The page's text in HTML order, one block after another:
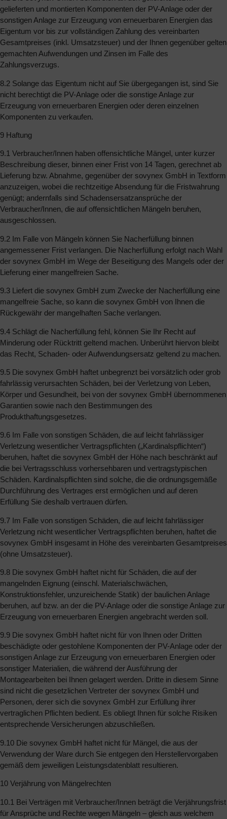
gelieferten und montierten Komponenten der PV-Anlage oder der
sonstigen Anlage zur Erzeugung von erneuerbaren Energien das
Eigentum vor bis zur vollständigen Zahlung des vereinbarten
Gesamtpreises (inkl. Umsatzsteuer) und der Ihnen gegenüber gelten
gemachten Aufwendungen und Zinsen im Falle des
Zahlungsverzugs.
8.2 Solange das Eigentum nicht auf Sie übergegangen ist, sind Sie
nicht berechtigt die PV-Anlage oder die sonstige Anlage zur
Erzeugung von erneuerbaren Energien oder deren einzelnen
Komponenten zu verkaufen.
9 Haftung
9.1 Verbraucher/Innen haben offensichtliche Mängel, unter kurzer
Beschreibung dieser, binnen einer Frist von 14 Tagen, gerechnet ab
Lieferung bzw. Abnahme, gegenüber der sovynex GmbH in Textform
anzuzeigen, wobei die rechtzeitige Absendung für die Fristwahrung
genügt; andernfalls sind Schadensersatzansprüche der
Verbraucher/Innen, die auf offensichtlichen Mängeln beruhen,
ausgeschlossen.
9.2 Im Falle von Mängeln können Sie Nacherfüllung binnen
angemessener Frist verlangen. Die Nacherfüllung erfolgt nach Wahl
der sovynex GmbH im Wege der Beseitigung des Mangels oder der
Lieferung einer mangelfreien Sache.
9.3 Liefert die sovynex GmbH zum Zwecke der Nacherfüllung eine
mangelfreie Sache, so kann die sovynex GmbH von Ihnen die
Rückgewähr der mangelhaften Sache verlangen.
9.4 Schlägt die Nacherfüllung fehl, können Sie Ihr Recht auf
Minderung oder Rücktritt geltend machen. Unberührt hiervon bleibt
das Recht, Schaden- oder Aufwendungsersatz geltend zu machen.
9.5 Die sovynex GmbH haftet unbegrenzt bei vorsätzlich oder grob
fahrlässig verursachten Schäden, bei der Verletzung von Leben,
Körper und Gesundheit, bei von der sovynex GmbH übernommenen
Garantien sowie nach den Bestimmungen des
Produkthaftungsgesetzes.
9.6 Im Falle von sonstigen Schäden, die auf leicht fahrlässiger
Verletzung wesentlicher Vertragspflichten („Kardinalspflichten“)
beruhen, haftet die sovynex GmbH der Höhe nach beschränkt auf
die bei Vertragsschluss vorhersehbaren und vertragstypischen
Schäden. Kardinalspflichten sind solche, die die ordnungsgemäße
Durchführung des Vertrages erst ermöglichen und auf deren
Erfüllung Sie deshalb vertrauen dürfen.
9.7 Im Falle von sonstigen Schäden, die auf leicht fahrlässiger
Verletzung nicht wesentlicher Vertragspflichten beruhen, haftet die
sovynex GmbH insgesamt in Höhe des vereinbarten Gesamtpreises
(ohne Umsatzsteuer).
9.8 Die sovynex GmbH haftet nicht für Schäden, die auf der
mangelnden Eignung (einschl. Materialschwächen,
Konstruktionsfehler, unzureichende Statik) der baulichen Anlage
beruhen, auf bzw. an der die PV-Anlage oder die sonstige Anlage zur
Erzeugung von erneuerbaren Energien angebracht werden soll.
9.9 Die sovynex GmbH haftet nicht für von Ihnen oder Dritten
beschädigte oder gestohlene Komponenten der PV-Anlage oder der
sonstigen Anlage zur Erzeugung von erneuerbaren Energien oder
sonstiger Materialien, die während der Ausführung der
Montagearbeiten bei Ihnen gelagert werden. Dritte in diesem Sinne
sind nicht die gesetzlichen Vertreter der sovynex GmbH und
Personen, derer sich die sovynex GmbH zur Erfüllung ihrer
vertraglichen Pflichten bedient. Es obliegt Ihnen für solche Risiken
entsprechende Versicherungen abzuschließen.
9.10 Die sovynex GmbH haftet nicht für Mängel, die aus der
Verwendung der Ware durch Sie entgegen den Herstellervorgaben
gemäß dem jeweiligen Leistungsdatenblatt resultieren.
10 Verjährung von Mängelrechten
10.1 Bei Verträgen mit Verbraucher/Innen beträgt die Verjährungsfrist
für Ansprüche und Rechte wegen Mängeln – gleich aus welchem